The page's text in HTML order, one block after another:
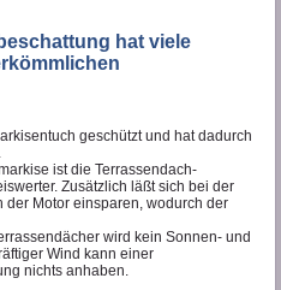
hat viele
geschützt und hat dadurch
ist die Terrassendach-
Zusätzlich läßt sich bei der
der Motor einsparen, wodurch der
wird kein Sonnen- und
Wind kann einer
nichts anhaben.